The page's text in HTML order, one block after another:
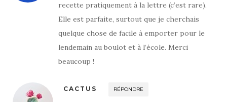
recette pratiquement à la lettre (c’est rare).
Elle est parfaite, surtout que je cherchais
quelque chose de facile à emporter pour le
lendemain au boulot et à l’école. Merci
beaucoup !
CACTUS RÉPONDRE